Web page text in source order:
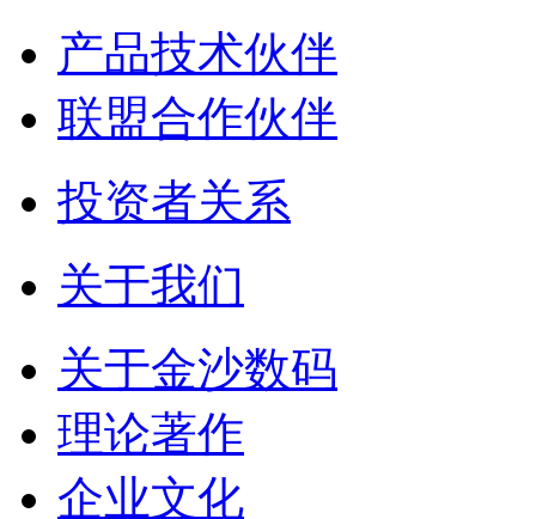
产品技术伙伴
联盟合作伙伴
投资者关系
关于我们
关于金沙数码
理论著作
企业文化